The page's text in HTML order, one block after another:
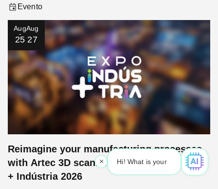
Evento
Aug
25
Aug
27
Reimagine your manufacturing processes
with Artec 3D scanning technology at Expo
+ Indústria 2026
Hi! What is your request? 👀
×